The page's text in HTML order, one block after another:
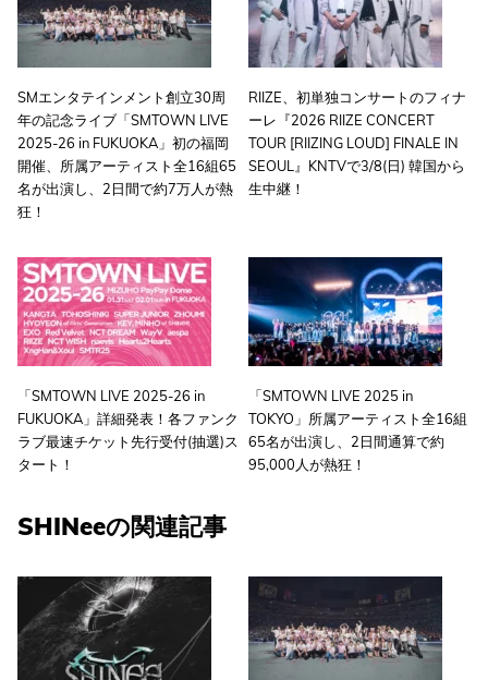
SMエンタテインメント創立30周
年の記念ライブ「SMTOWN LIVE
2025-26 in FUKUOKA」初の福岡
開催、所属アーティスト全16組65
名が出演し、2日間で約7万人が熱
狂！
RIIZE、初単独コンサートのフィナ
ーレ『2026 RIIZE CONCERT
TOUR [RIIZING LOUD] FINALE IN
SEOUL』KNTVで3/8(日) 韓国から
生中継！
「SMTOWN LIVE 2025-26 in
FUKUOKA」詳細発表！各ファンク
ラブ最速チケット先行受付(抽選)ス
タート！
「SMTOWN LIVE 2025 in
TOKYO」所属アーティスト全16組
65名が出演し、2日間通算で約
95,000人が熱狂！
SHINeeの関連記事